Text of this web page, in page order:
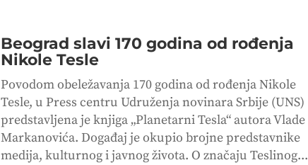
Beograd slavi 170 godina od rođenja
Nikole Tesle
Povodom obeležavanja 170 godina od rođenja Nikole
Tesle, u Press centru Udruženja novinara Srbije (UNS)
predstavljena je knjiga „Planetarni Tesla“ autora Vlade
Markanovića. Događaj je okupio brojne predstavnike
medija, kulturnog i javnog života. O značaju Teslinog...